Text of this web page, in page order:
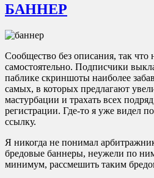
БАННЕР
Сообщество без описания, так что
самостоятельно. Подписчики
паблике скриншоты наиболее
самых, в которых предлагают
мастурбации и трахать всех
регистрации. Где-то я уже видел
ссылку.
Я никогда не понимал
бредовые баннеры, неужели по
минимум, рассмешить таким